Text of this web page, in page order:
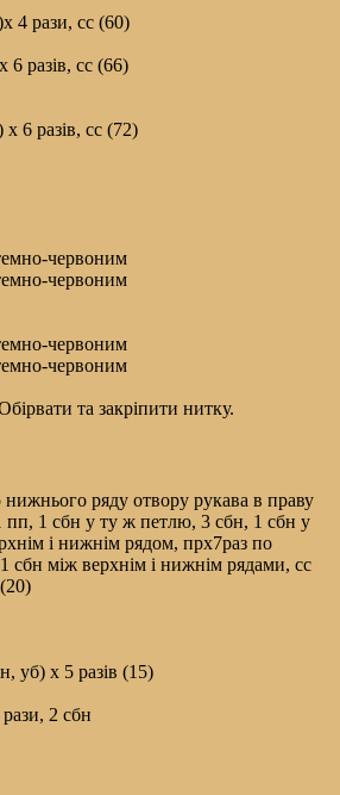
4 рази, сс (60)
6 разів, сс (66)
6 разів, сс (72)
червоним
червоним
червоним
червоним
та закріпити нитку.
ряду отвору рукава в праву
1 сбн у ту ж петлю, 3 сбн, 1 сбн у
і нижнім рядом, прх7раз по
сбн між верхнім і нижнім рядами, сс
уб) х 5 разів (15)
2 сбн